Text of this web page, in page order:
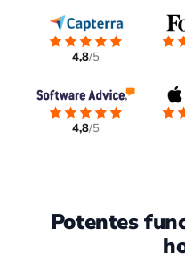
4,8/5
4,8/5
Potentes